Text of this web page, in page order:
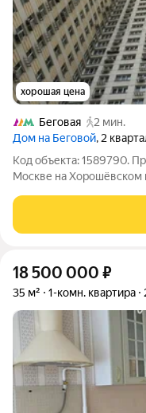
хорошая цена
Беговая
2 мин.
Дом на Беговой, 2
Код объекта: 1589790.
Москве на Хорошёвском шоссе, 12к1
площадь: 61,5 кв. м -
10 кв. м -
18 500 000 ₽
35 м² 1-комн. квартира